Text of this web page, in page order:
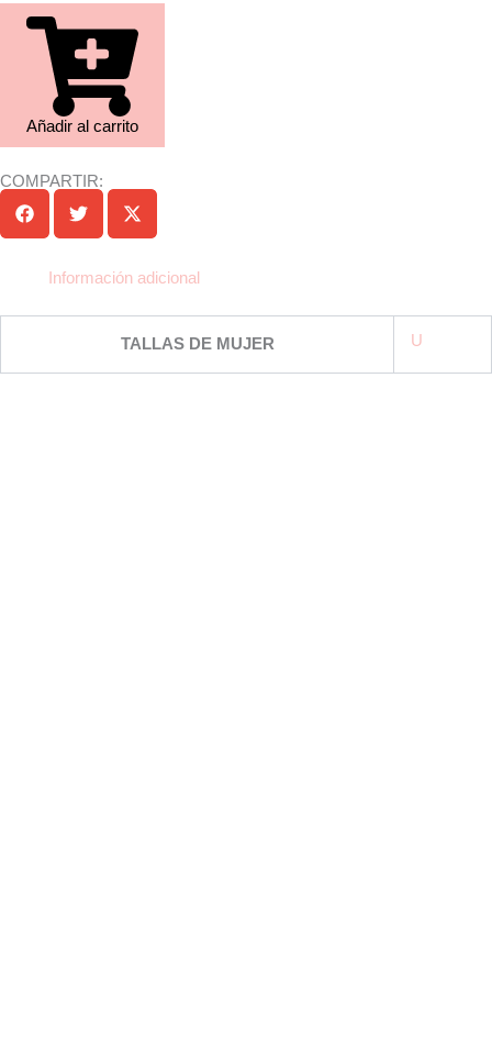
Añadir al carrito
COMPARTIR:
Información adicional
TALLAS DE MUJER U